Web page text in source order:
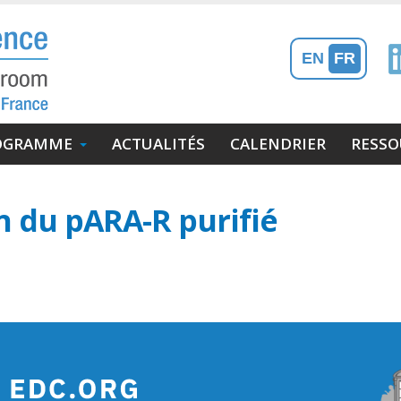
EN FR
ACTUALITÉS CALENDRIER
pARA-R purifié